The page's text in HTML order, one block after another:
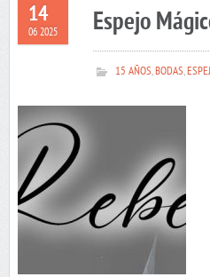
14
06 2025 Espejo
15 AÑOS,BODAS,